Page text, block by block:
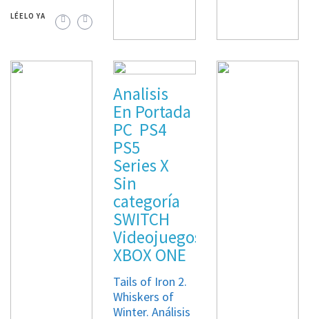
LÉELO YA
En Portada
PC PS5
Series X
Videojuegos
Mafia: The Old
Country.
Análisis
27
AGOSTO,
2025
ANALISIS
CONTINENTE
MAFIA
En Portada
Noticias
Analisis
En Portada
PC PS4
PS5
Series X
Sin
categoría
SWITCH
Videojuegos
XBOX ONE
Tails of Iron 2.
Whiskers of
Winter. Análisis